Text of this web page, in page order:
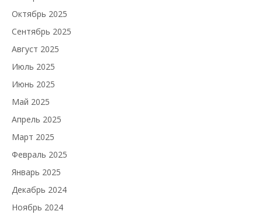
Октябрь 2025
Сентябрь 2025
Август 2025
Июль 2025
Июнь 2025
Май 2025
Апрель 2025
Март 2025
Февраль 2025
Январь 2025
Декабрь 2024
Ноябрь 2024